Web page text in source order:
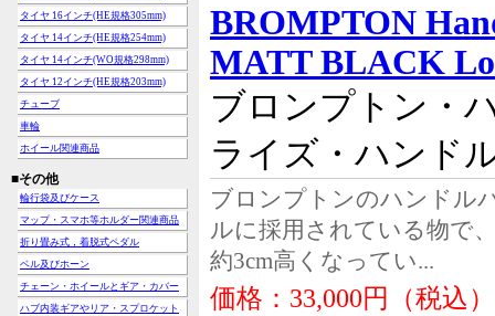
タイヤ 16インチ(HE規格305mm)
タイヤ 14インチ(HE規格254mm)
タイヤ 14インチ(WO規格298mm)
タイヤ 12インチ(HE規格203mm)
チューブ
車輪
ホイール関連商品
■その他
輪行袋及びケース
マップ・スマホ等ホルダー関連商品
折り畳み式，着脱式ペダル
ベル及びホーン
チェーン・ホイールとギア・カバー
ハブ内装ギアやリア・スプロケット
BROMPTON
MATT BLACK
ブロンプトン・
ライズ・ハンド
ブロンプトンのハンドル
ルに採用されている物で
約3cm高くなってい...
価格：33,000円（税込）